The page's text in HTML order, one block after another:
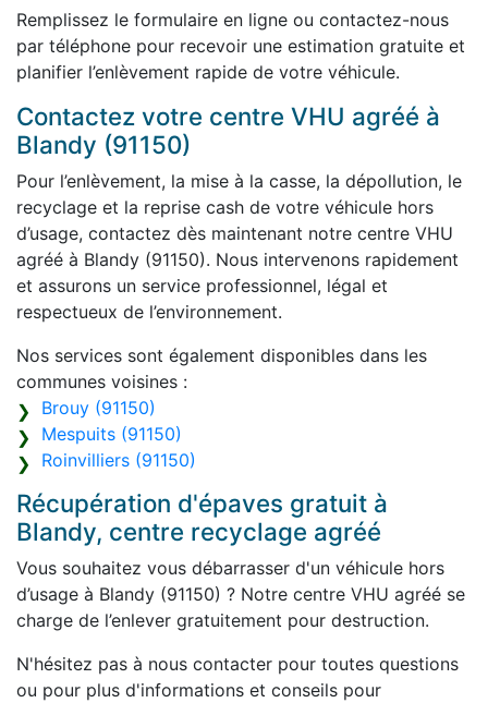
Remplissez le formulaire en ligne ou contactez-nous
par téléphone pour recevoir une estimation gratuite et
planifier l’enlèvement rapide de votre véhicule.
Contactez votre centre VHU agréé à
Blandy (91150)
Pour l’enlèvement, la mise à la casse, la dépollution, le
recyclage et la reprise cash de votre véhicule hors
d’usage, contactez dès maintenant notre centre VHU
agréé à Blandy (91150). Nous intervenons rapidement
et assurons un service professionnel, légal et
respectueux de l’environnement.
Nos services sont également disponibles dans les
communes voisines :
Brouy (91150)
Mespuits (91150)
Roinvilliers (91150)
Récupération d'épaves gratuit à
Blandy, centre recyclage agréé
Vous souhaitez vous débarrasser d'un véhicule hors
d’usage à Blandy (91150) ? Notre centre VHU agréé se
charge de l’enlever gratuitement pour destruction.
N'hésitez pas à nous contacter pour toutes questions
ou pour plus d'informations et conseils pour